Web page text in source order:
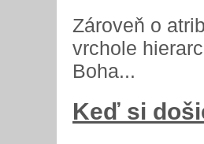
Zároveň o
vrchole
Boha...
Keď si